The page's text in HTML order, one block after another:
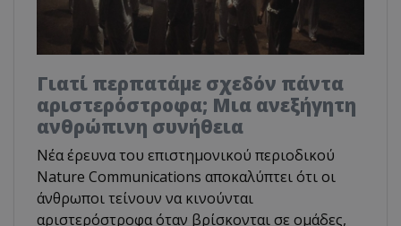
Γιατί περπατάμε σχεδόν πάντα
αριστερόστροφα; Μια ανεξήγητη
ανθρώπινη συνήθεια
Νέα έρευνα του επιστημονικού περιοδικού
Nature Communications αποκαλύπτει ότι οι
άνθρωποι τείνουν να κινούνται
αριστερόστροφα όταν βρίσκονται σε ομάδες,